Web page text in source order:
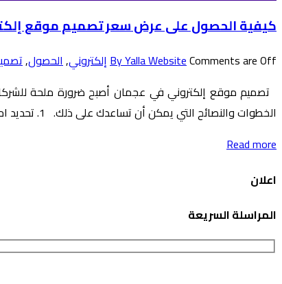
كيفية الحصول على عرض سعر تصميم موقع
By Yalla WebsiteComments are Off إلكتروني,الحصول,
تصميم موقع إلكتروني في عجمان أصبح ضرورة ملحة
الخطوات والنصائح التي يمكن أن تساعدك على ذلك. 1. تحديد احتياجاتك وأهدافك قبل أن تبدأ في البحث عن مزود خدمة التصميم، من المهم تحديد أهداف
Read more
اعلان
المراسلة السريعة